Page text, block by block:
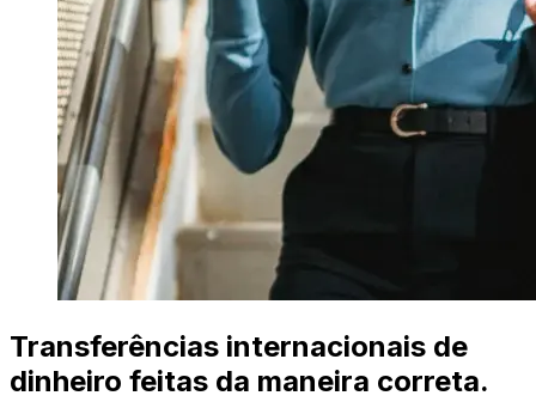
Transferências internacionais de
dinheiro feitas da maneira correta.